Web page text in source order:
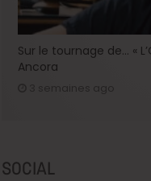
Sur le tournage de… «
Ancora
SOCIAL